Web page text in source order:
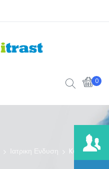
0
Ιατρικη Ενδυση Kasack 7